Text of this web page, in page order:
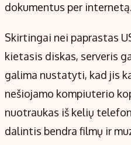
dokumentus per internetą.
Skirtingai nei paprastas
kietasis diskas, serveris
galima nustatyti, kad jis
nešiojamo kompiuterio
nuotraukas iš kelių
dalintis bendra filmų ir